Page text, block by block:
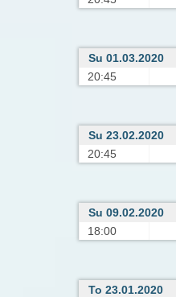
Su 01.03.2020
20:45
Su 23.02.2020
20:45
Su 09.02.2020
18:00
To 23.01.2020